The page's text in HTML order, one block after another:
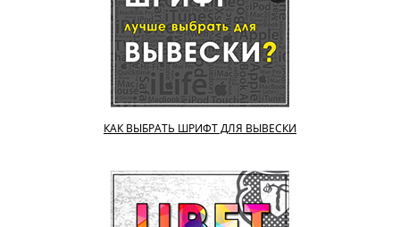
КАК ВЫБРАТЬ ШРИФТ ДЛЯ ВЫВЕСКИ